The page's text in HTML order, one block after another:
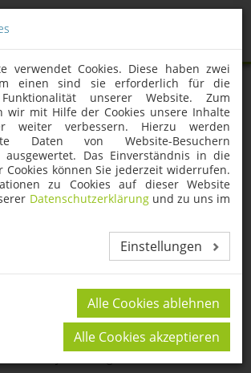
und
der Stadt Leverkusen und des
der Kleingärtner e.V. an Landes- und
wird im Zusammenwirken mit der
NRW der Landesverbände der
Ministerium für Umwelt des Landes
verwendet Cookies. Diese haben zwei
einen sind sie erforderlich für die
unserer Website. Zum
wir mit Hilfe der Cookies unsere Inhalte
weiter verbessern. Hierzu werden
Daten von Website-Besuchern
ausgewertet. Das Einverständnis in die
Cookies können Sie jederzeit widerrufen.
zu Cookies auf dieser Website
Datenschutzerklärungund zu uns im
Einstellungen
Alle Cookies ablehnen
Alle Cookies akzeptieren